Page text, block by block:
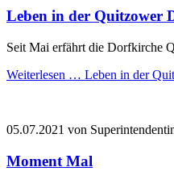
Leben in der Quitzower
Seit Mai erfährt die Dorfkirche
Weiterlesen … Leben in der
05.07.2021 von
Moment Mal